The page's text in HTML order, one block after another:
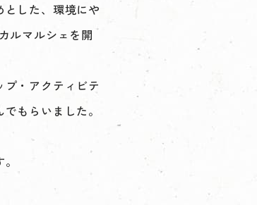
した、環境にや
ルマルシェを開
・アクティビテ
もらいました。